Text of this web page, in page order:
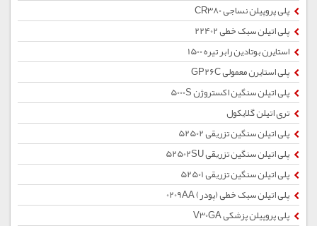
پلی پروپیلن نساجی CR380
پلی اتیلن سبک خطی 22402
استایرن بوتادین رابر تیره 1500
پلی استایرن معمولی GP26C
پلی اتیلن سنگین اکستروژن 5000S
تری اتیلن گلایکول
پلی اتیلن سنگین تزریقی 52502
پلی اتیلن سنگین تزریقی 52502SU
پلی اتیلن سنگین تزریقی 52501
پلی اتیلن سبک خطی (پودر) 0209AA
پلی پروپیلن پزشکی V30GA